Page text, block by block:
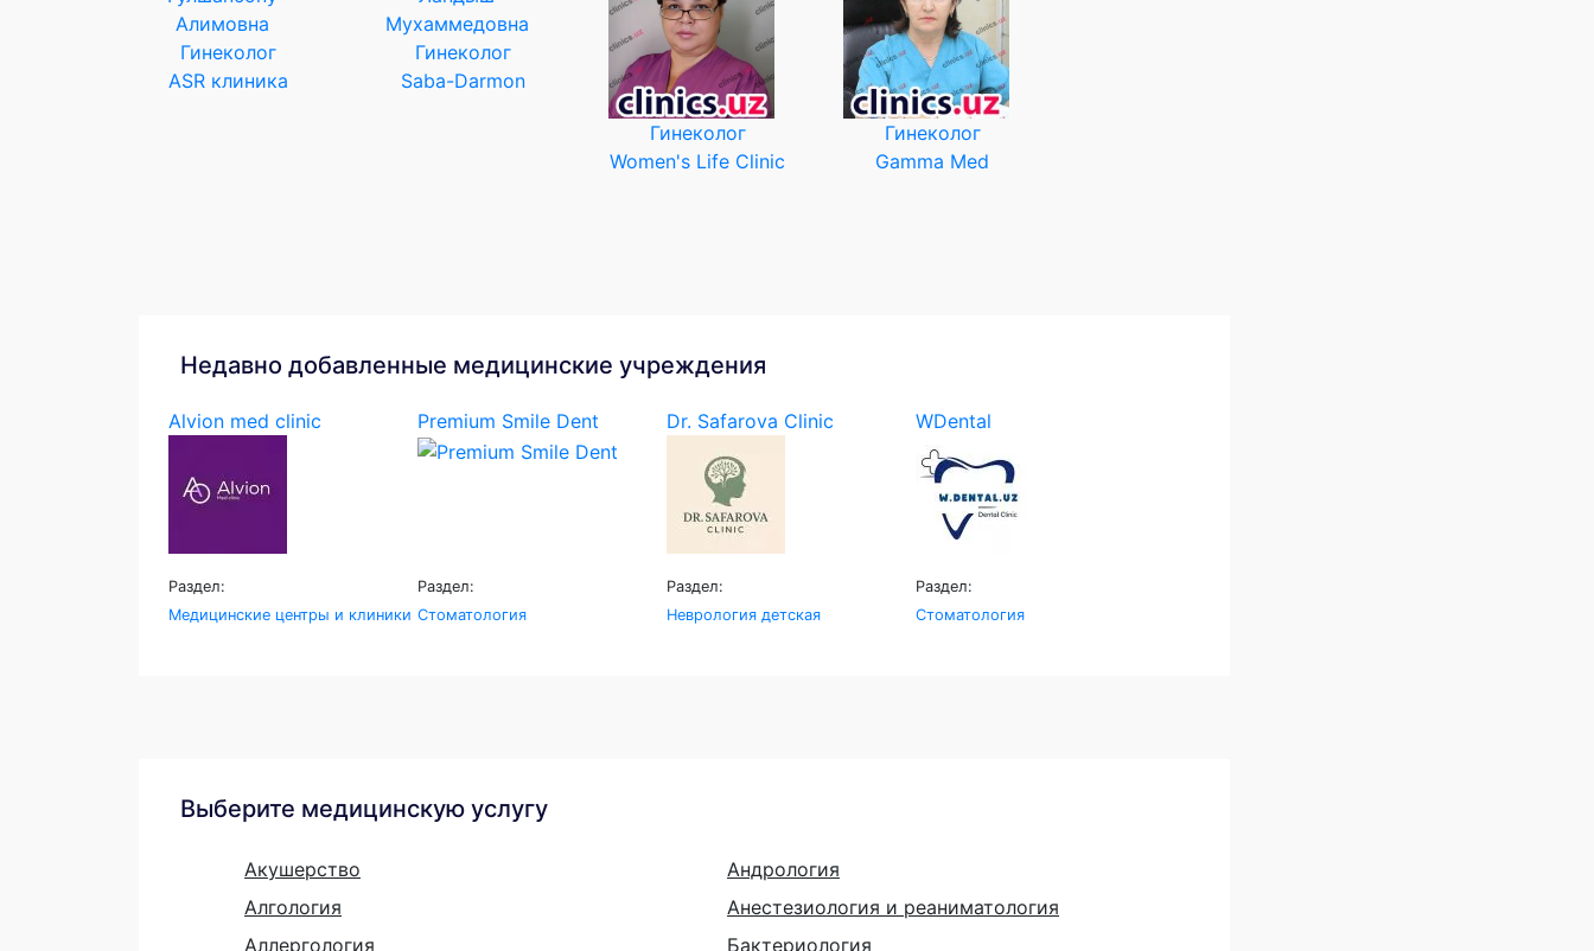
Гинеколог
ASR клиника
Гинеколог
Saba-Darmon
Гинеколог
Women's Life Clinic
Гинеколог
Gamma Med
Недавно добавленные медицинские учреждения
Alvion med clinic
Раздел:
Медицинские центры и клиники
Premium Smile Dent
Раздел:
Стоматология
Dr. Safarova Clinic
Раздел:
Неврология детская
WDental
Раздел:
Стоматология
Выберите медицинскую услугу
Акушерство
Алгология
Аллергология
Андрология
Анестезиология и реаниматология
Бактериология